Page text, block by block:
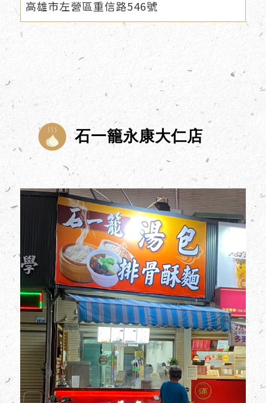
高雄市左營區重信路546號
石一籠永康大仁店